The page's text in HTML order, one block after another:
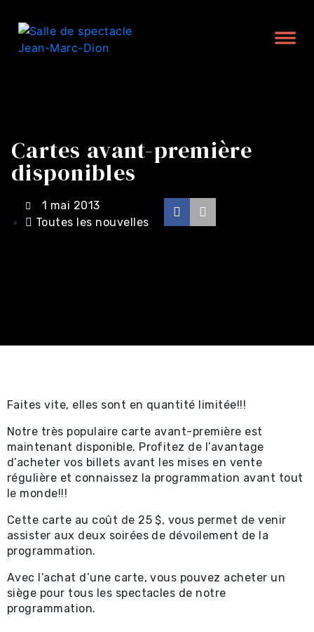
Cartes avant-première
disponibles
1 mai 2013
Toutes les nouvelles
Faites vite, elles sont en quantité limitée!!!
Notre très populaire carte avant-première est
maintenant disponible. Profitez de l’avantage
d’acheter vos billets avant les mises en vente
régulière et connaissez la programmation avant tout
le monde!!!
Cette carte au coût de 25 $, vous permet de venir
assister aux deux soirées de dévoilement de la
programmation.
Avec l’achat d’une carte, vous pouvez acheter un
siège pour tous les spectacles de notre
programmation.
Achat en ligne -
Certificat-cadeau
Achat en ligne -
Spectacles locaux
locations ⧉
Renseignements
Promotions
Location et